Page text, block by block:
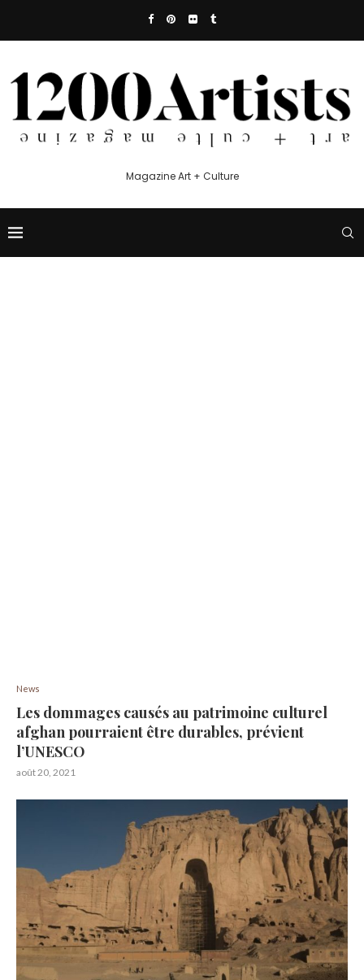
Magazine Art + Culture
News
Les dommages causés au patrimoine culturel
afghan pourraient être durables, prévient
l’UNESCO
août 20, 2021